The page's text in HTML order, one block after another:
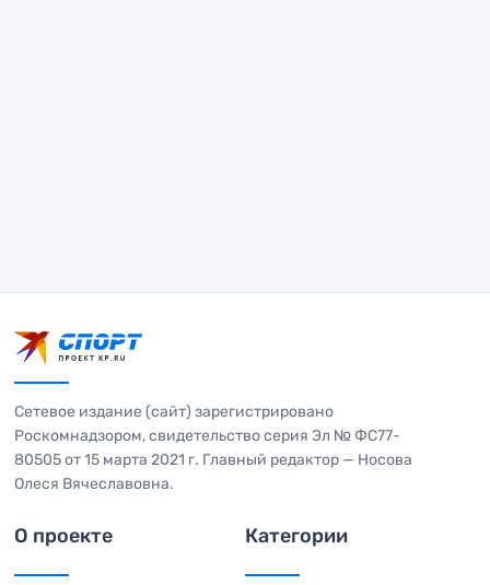
Сетевое издание (сайт) зарегистрировано
Роскомнадзором, свидетельство серия Эл № ФС77-
80505 от 15 марта 2021 г. Главный редактор — Носова
Олеся Вячеславовна.
О проекте Категории